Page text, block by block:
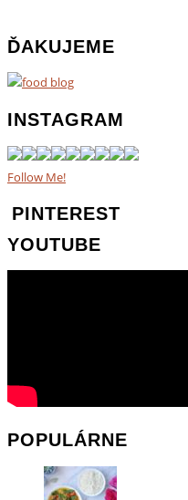
ĎAKUJEME
INSTAGRAM
Follow Me!
PINTEREST
YOUTUBE
POPULÁRNE